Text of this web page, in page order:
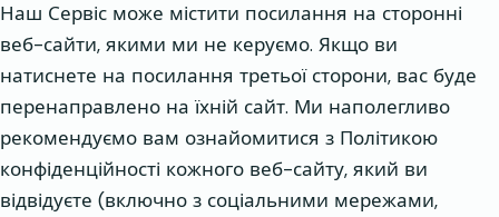
Наш Сервіс може містити посилання на сторонні
веб-сайти, якими ми не керуємо. Якщо ви
натиснете на посилання третьої сторони, вас буде
перенаправлено на їхній сайт. Ми наполегливо
рекомендуємо вам ознайомитися з Політикою
конфіденційності кожного веб-сайту, який ви
відвідуєте (включно з соціальними мережами,